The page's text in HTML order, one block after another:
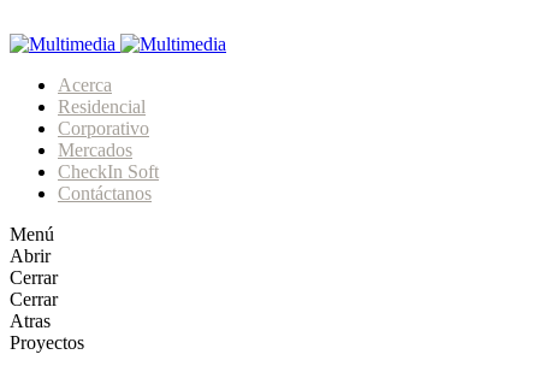
Acerca
Residencial
Corporativo
Mercados
CheckIn Soft
Contáctanos
Menú
Abrir
Cerrar
Cerrar
Atras
Proyectos